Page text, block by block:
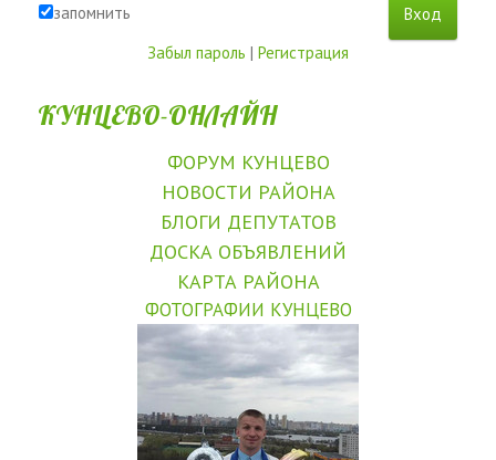
запомнить
Забыл пароль | Регистрация
КУНЦЕВО-ОНЛАЙН
ФОРУМ КУНЦЕВО
НОВОСТИ РАЙОНА
БЛОГИ ДЕПУТАТОВ
ДОСКА ОБЪЯВЛЕНИЙ
КАРТА РАЙОНА
ФОТОГРАФИИ КУНЦЕВО